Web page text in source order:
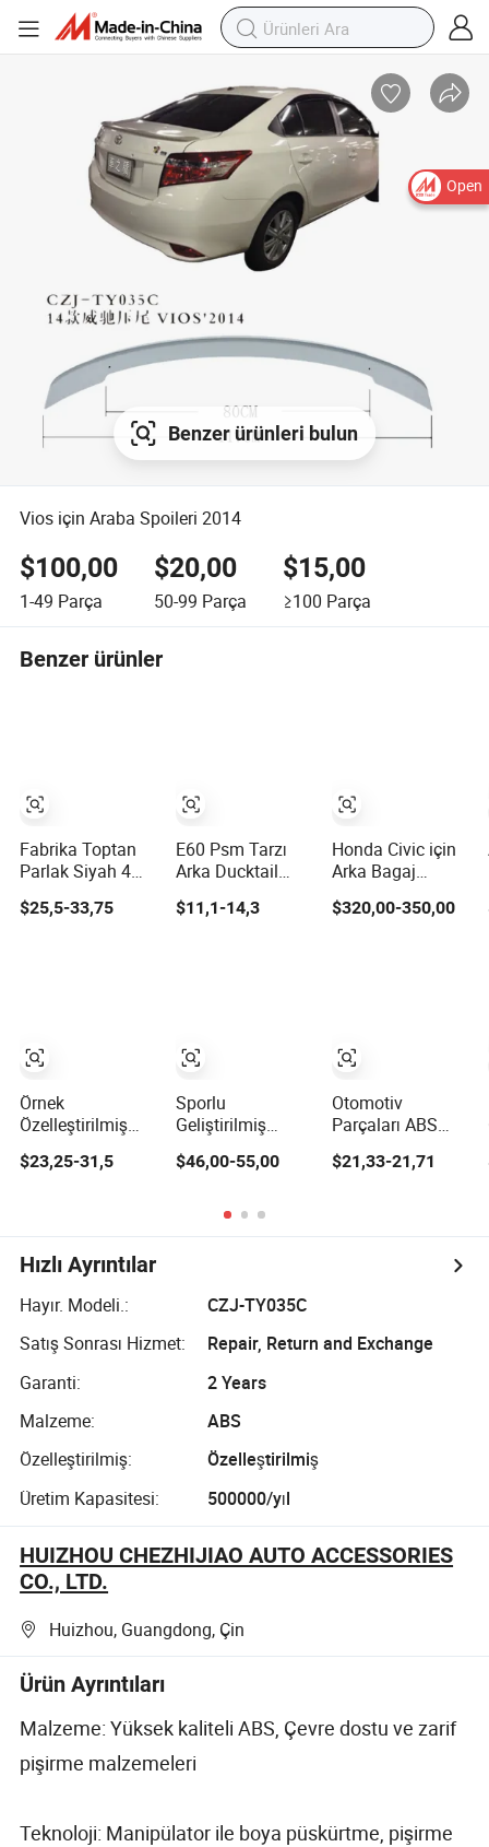
Open
Benzer ürünleri bulun
Vios için Araba Spoileri 2014
$100,00
1-49 Parça
$20,00
50-99 Parça
$15,00
≥100 Parça
Benzer ürünler
Fabrika Toptan
Parlak Siyah 4
Gen Evrensel
Alüminyum
$25,5-33,75
Örnek
Özelleştirilmiş
Siyah Araç
4-Door Sedan
1998-2006
$23,25-31,5
E60 Psm Tarzı
Arka Ducktail
Spoiler BMW 5
Serisi E60 2004-
$11,1-14,3
Sporlu
Geliştirilmiş
Otomobil Arka
Parçaları Haval
Raptor için Uygun
$46,00-55,00
Honda Civic için
Arka Bagaj
Spoiler Ucu 2016-
2011 8th Gen Fd2
$320,00-350,00
Otomotiv
Parçaları ABS
$21,33-21,71
Hızlı Ayrıntılar
Hayır. Modeli.:
CZJ-TY035C
Satış Sonrası Hizmet:
Repair, Return and Exchange
Garanti:
2 Years
Malzeme:
ABS
Özelleştirilmiş:
Özelleştirilmiş
Üretim Kapasitesi:
500000/yıl
HUIZHOU CHEZHIJIAO AUTO ACCESSORIES
CO., LTD.
Huizhou, Guangdong, Çin
Ürün Ayrıntıları
Malzeme: Yüksek kaliteli ABS, Çevre dostu ve zarif
pişirme malzemeleri
Teknoloji: Manipülator ile boya püskürtme, pişirme